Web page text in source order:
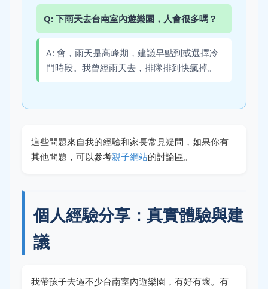
Q: 下雨天去台南室內遊樂園，人會很多嗎？
A: 會，雨天是高峰期，建議早點到或選擇冷
門時段。我曾經雨天去，排隊排到快瘋掉。
這些問題來自我的經驗和家長常見疑問，如果你有
其他問題，可以參考親子網站的討論區。
個人經驗分享：真實體驗與建
議
我帶孩子去過不少台南室內遊樂園，有好有壞。有